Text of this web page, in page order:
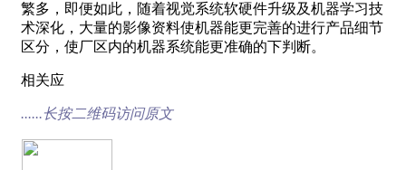
繁多，即便如此，随着视觉系统软硬件升级及机器学习技
术深化，大量的影像资料使机器能更完善的进行产品细节
区分，使厂区内的机器系统能更准确的下判断。
相关应
......长按二维码访问原文